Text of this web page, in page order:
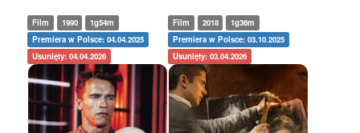
Film 1990
1g54m
Premiera w Polsce: 04.04.2025
Usunięty: 04.04.2026
Film 2018
1g36m
Premiera w Polsce: 03.10.2025
Usunięty: 03.04.2026